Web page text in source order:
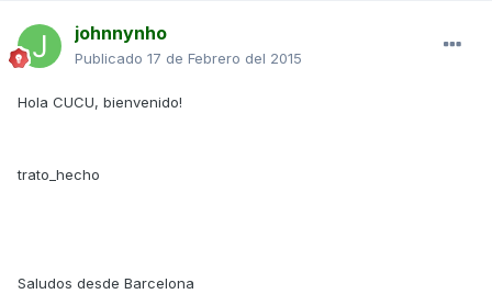
johnnynho
Publicado 17 de Febrero del 2015
Hola CUCU, bienvenido!
trato_hecho
Saludos desde Barcelona